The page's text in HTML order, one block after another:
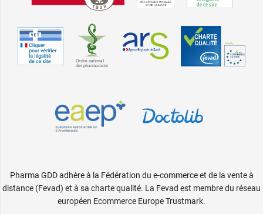
Pharma GDD adhère à la Fédération du e-commerce et de la vente à
distance (Fevad) et à sa charte qualité. La Fevad est membre du réseau
européen Ecommerce Europe Trustmark.